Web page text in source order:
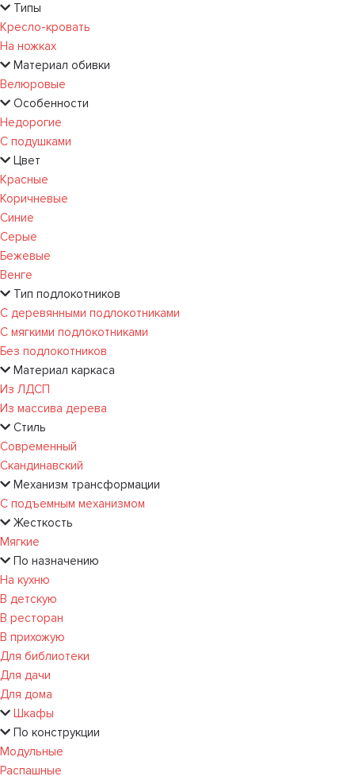
Типы
Кресло-кровать
На ножках
Материал обивки
Велюровые
Особенности
Недорогие
С подушками
Цвет
Красные
Коричневые
Синие
Серые
Бежевые
Венге
Тип подлокотников
С деревянными подлокотниками
С мягкими подлокотниками
Без подлокотников
Материал каркаса
Из ЛДСП
Из массива дерева
Стиль
Современный
Скандинавский
Механизм трансформации
С подъемным механизмом
Жесткость
Мягкие
По назначению
На кухню
В детскую
В ресторан
В прихожую
Для библиотеки
Для дачи
Для дома
Шкафы
По конструкции
Модульные
Распашные